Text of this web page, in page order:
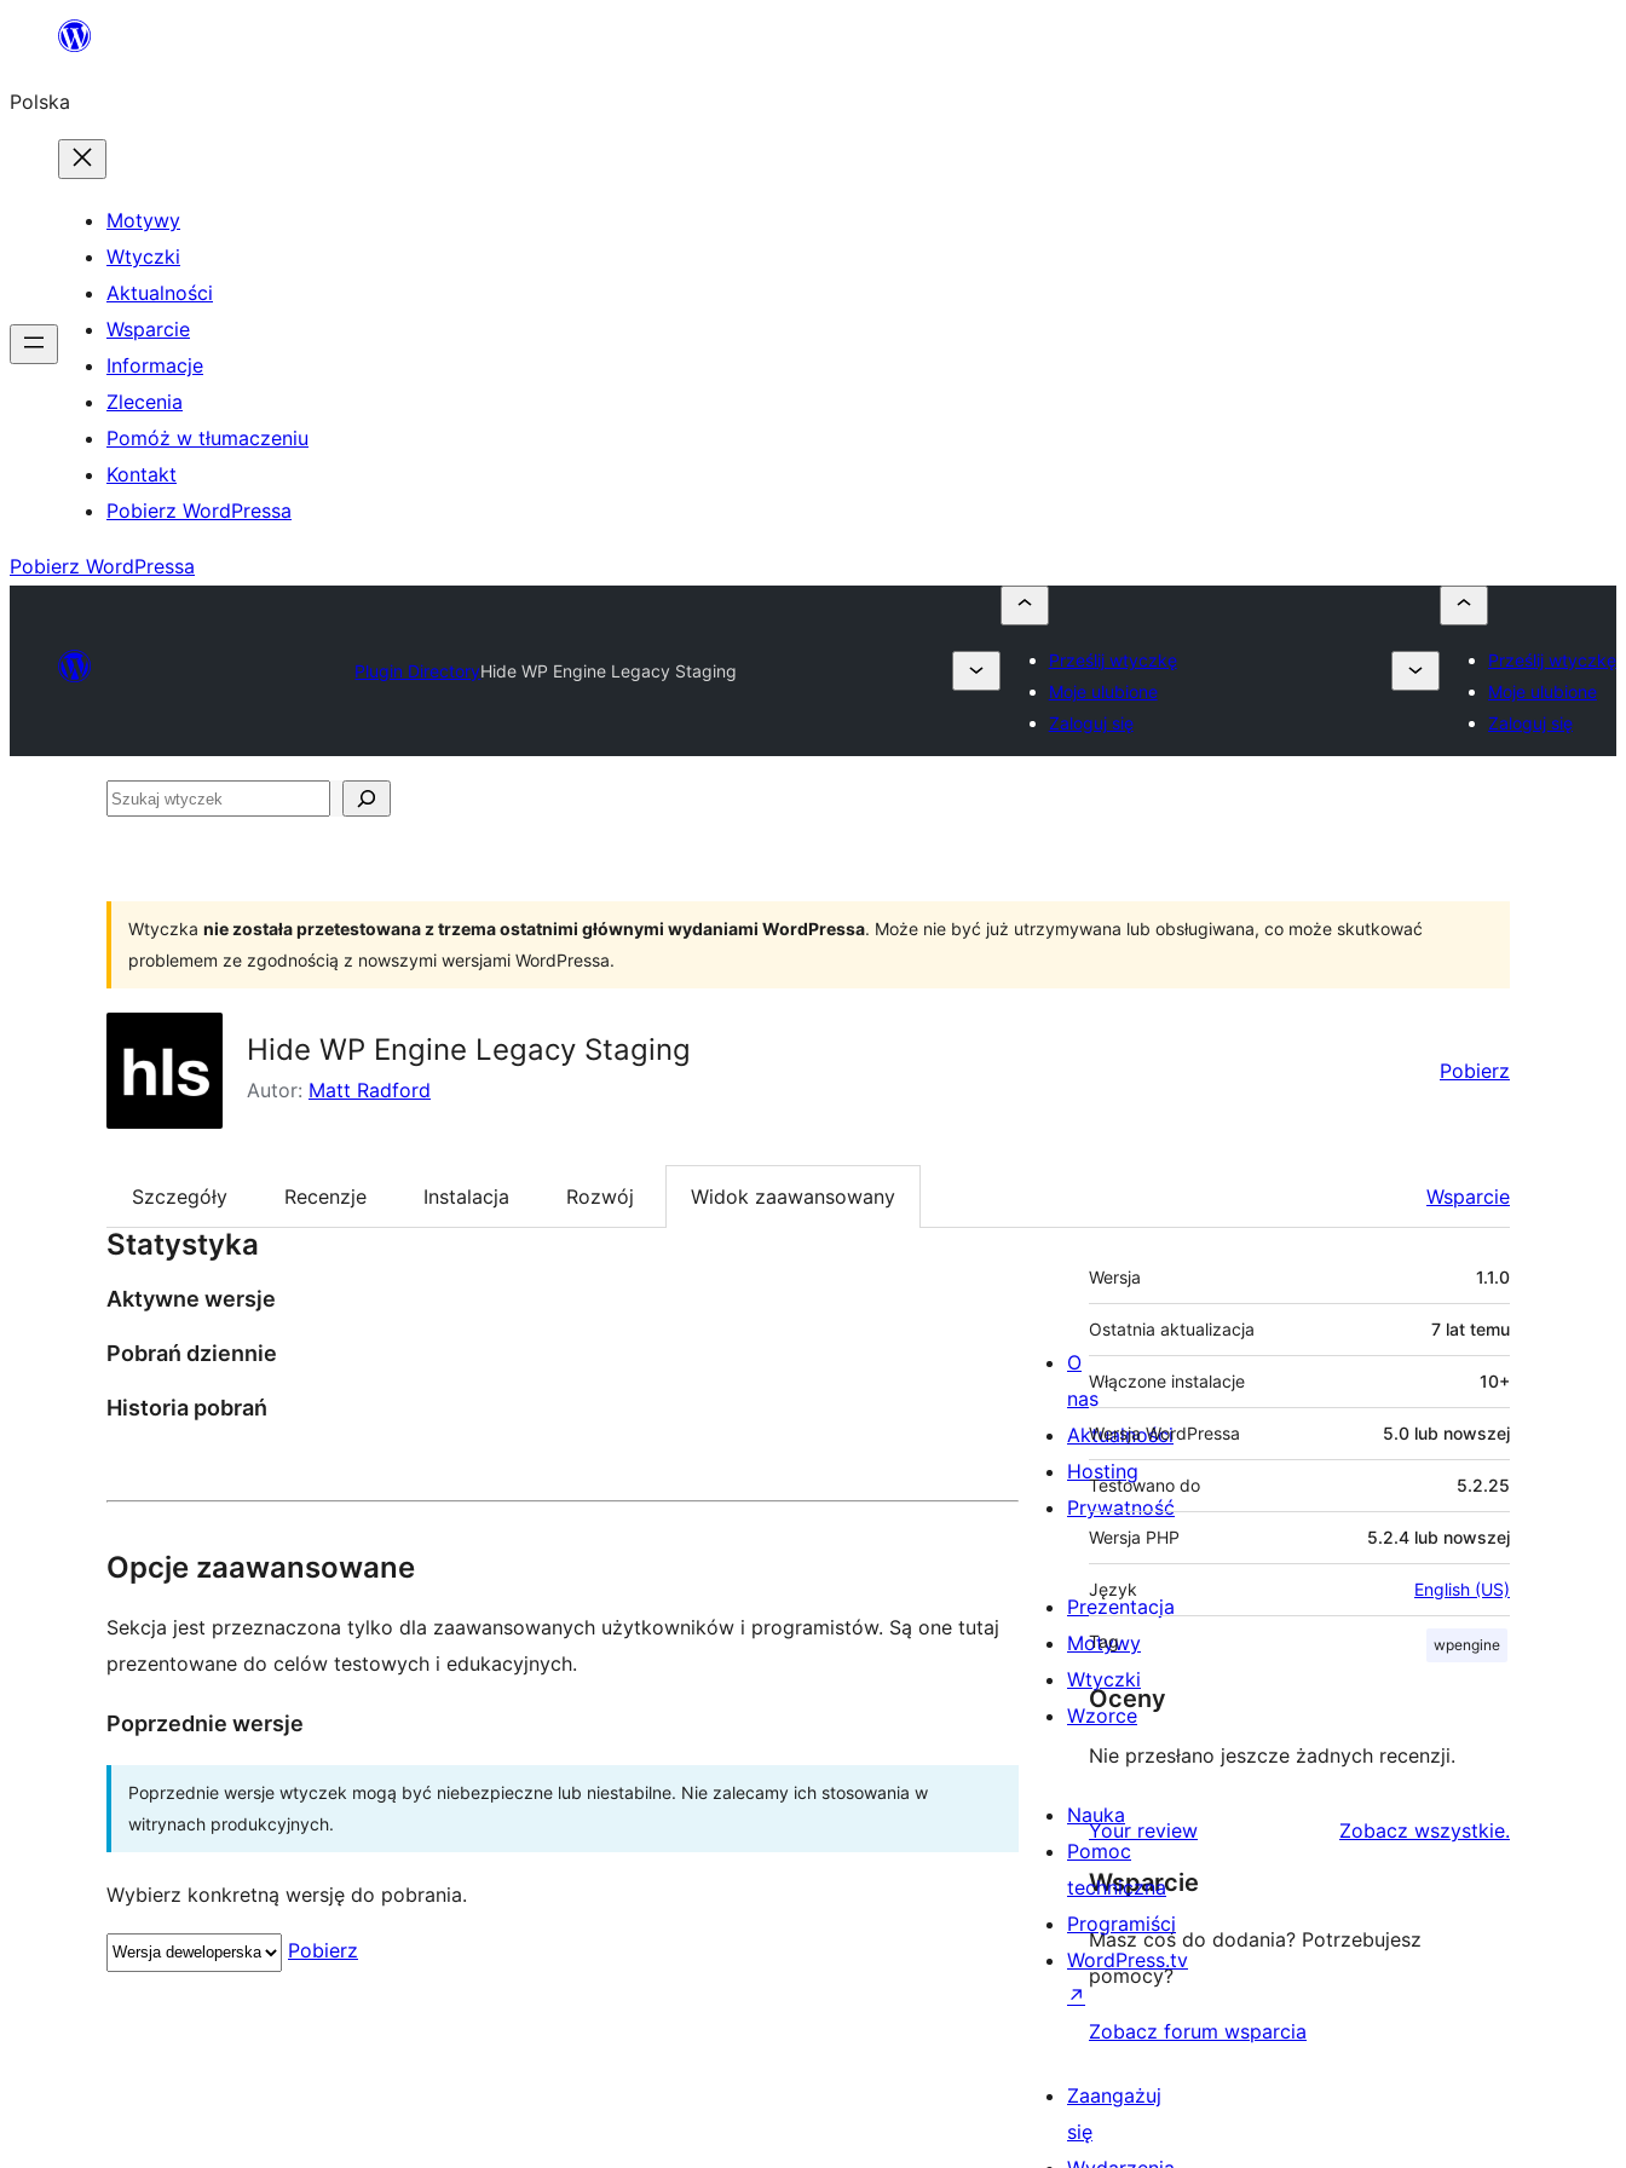
Przejdź
treści
Polska
Motywy
Wtyczki
Aktualności
Wsparcie
Informacje
Zlecenia
Pomóż w tłumaczeniu
Kontakt
Pobierz WordPressa
Pobierz WordPressa
Plugin DirectoryHide WP Engine Legacy Staging
Prześlij wtyczkę
Moje ulubione
Zaloguj się
Prześlij wtyczkę
Moje ulubione
Zaloguj się
Szukaj
Wtyczka nie została przetestowana z trzema ostatnimi głównymi wydaniami WordPressa. Może nie być już utrzymywana lub obsługiwana, co może skutkować
problemem ze zgodnością z nowszymi wersjami WordPressa.
Hide WP Engine Legacy Staging
Autor: Matt Radford
Pobierz
Szczegóły Recenzje Instalacja Rozwój Widok zaawansowany Wsparcie
Statystyka
Aktywne wersje
Pobrań dziennie
Historia pobrań
Opcje zaawansowane
Sekcja jest przeznaczona tylko dla zaawansowanych użytkowników i programistów. Są one tutaj
prezentowane do celów testowych i edukacyjnych.
Poprzednie wersje
Poprzednie wersje wtyczek mogą być niebezpieczne lub niestabilne. Nie zalecamy ich stosowania w
witrynach produkcyjnych.
Wybierz konkretną wersję do pobrania.
Pobierz
Meta
Wersja 1.1.0
Ostatnia aktualizacja 7 lat temu
Włączone instalacje 10+
Wersja WordPressa 5.0 lub nowszej
Testowano do 5.2.25
Wersja PHP 5.2.4 lub nowszej
Język English (US)
Tag wpengine
Oceny
Nie przesłano jeszcze żadnych recenzji.
Your review Zobacz wszystkierecenzje
.
Wsparcie
Masz coś do dodania? Potrzebujesz
pomocy?
Zobacz forum wsparcia
O
nas
Aktualności
Hosting
Prywatność
Prezentacja
Motywy
Wtyczki
Wzorce
Nauka
Pomoc
techniczna
Programiści
WordPress.tv
↗
Zaangażuj
się